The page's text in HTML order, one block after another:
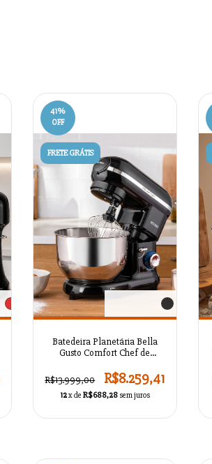
41%
OFF
FRETE GRÁTIS
Batedeira Planetária Bella
Gusto Comfort Chef de
R$13.999,00
R$8.259,41
12x de R$688,28 sem juros